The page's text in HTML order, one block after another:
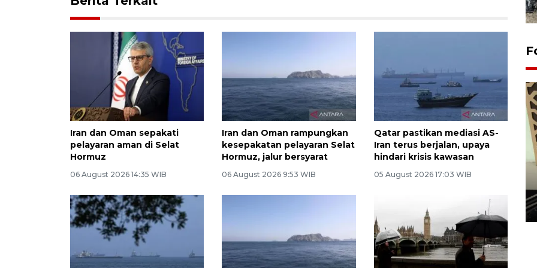
Iran dan Oman sepakati
pelayaran aman di Selat
Hormuz
06 August 2026 14:35 WIB
Iran dan Oman rampungkan
kesepakatan pelayaran Selat
Hormuz, jalur bersyarat
06 August 2026 9:53 WIB
Qatar pastikan mediasi AS-
Iran terus berjalan, upaya
hindari krisis kawasan
05 August 2026 17:03 WIB
Penanaman 3000 batang
20 September 2025 12:14 WIB